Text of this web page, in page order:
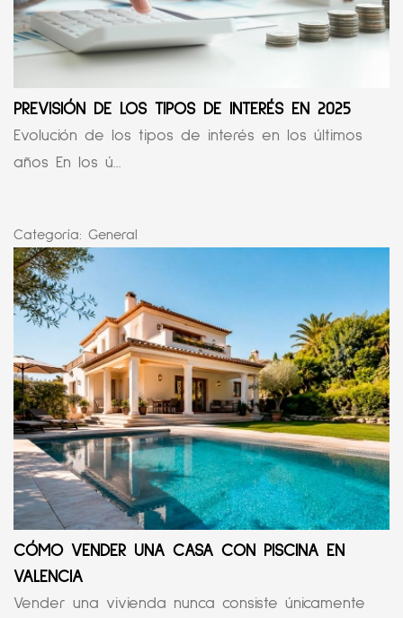
PREVISIÓN DE LOS TIPOS DE INTERÉS EN 2025
Evolución de los tipos de interés en los últimos
años En los ú...
Categoría: General
CÓMO VENDER UNA CASA CON PISCINA EN
VALENCIA
Vender una vivienda nunca consiste únicamente